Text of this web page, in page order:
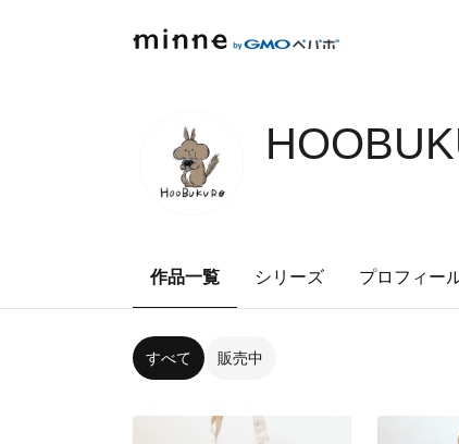
作品一覧 シリーズ プロフィー
すべて 販売中